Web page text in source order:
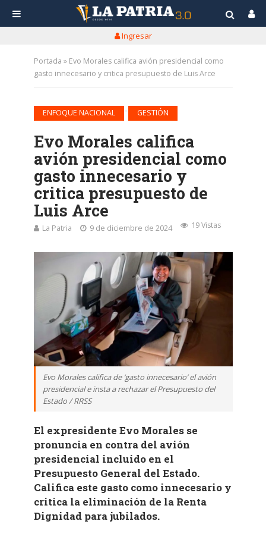
Ingresar
Portada » Evo Morales califica avión presidencial como
gasto innecesario y critica presupuesto de Luis Arce
ENFOQUE NACIONAL GESTIÓN
Evo Morales califica
avión presidencial como
gasto innecesario y
critica presupuesto de
Luis Arce
La Patria 9 de diciembre de 2024 19 Vistas
Evo Morales califica de ‘gasto innecesario’ el avión
presidencial e insta a rechazar el Presupuesto del
Estado / RRSS
El expresidente Evo Morales se
pronuncia en contra del avión
presidencial incluido en el
Presupuesto General del Estado.
Califica este gasto como innecesario y
critica la eliminación de la Renta
Dignidad para jubilados.